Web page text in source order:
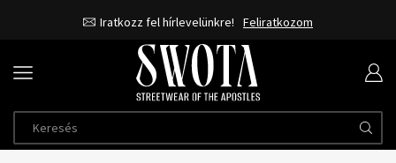
Iratkozz fel hírlevelünkre! Feliratkozom